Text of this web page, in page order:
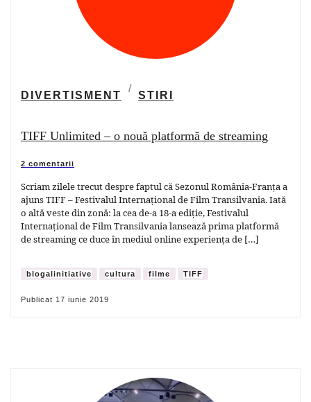
DIVERTISMENT STIRI
TIFF Unlimited – o nouă platformă de streaming
2 comentarii
Scriam zilele trecut despre faptul că Sezonul România-Franța a
ajuns TIFF – Festivalul Internațional de Film Transilvania. Iată
o altă veste din zonă: la cea de-a 18-a ediție, Festivalul
Internațional de Film Transilvania lansează prima platformă
de streaming ce duce în mediul online experiența de […]
blogalinitiative cultura filme TIFF
Publicat 17 iunie 2019